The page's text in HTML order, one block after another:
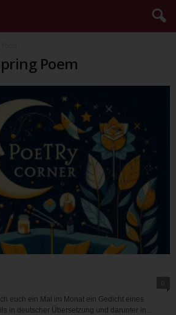
Poem
euch ein Mal im Monat ein Gedicht eines
in deutscher Übersetzung und darunter in...